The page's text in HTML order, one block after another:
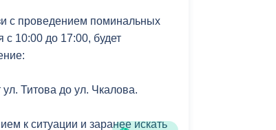
с проведением поминальных
10:00 до 17:00, будет
Титова до ул. Чкалова.
к ситуации и заранее искать